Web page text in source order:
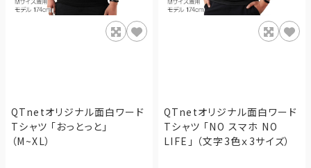
QTnetオリジナル面白ワード
Tシャツ 「おっとっと」
（M~XL）
QTnetオリジナル面白ワード
Tシャツ 「NO スマホ NO
LIFE」 （文字3色ｘ3サイズ）